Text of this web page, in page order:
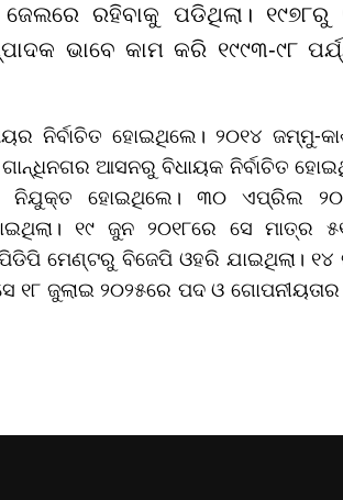
ରହିବାକୁ ପଡିଥିଲା। ୧୯୭୮ରୁ
ଭାବେ କାମ କରି ୧୯୯୩-୯୮
ନିର୍ବାଚିତ ହୋଇଥିଲେ। ୨୦୧୪ ଜମ୍ମୁ-
ଗାନ୍ଧିନଗର ଆସନରୁ ବିଧାୟକ ନିର୍ବାଚିତ
ନିଯୁକ୍ତ ହୋଇଥିଲେ। ୩୦ ଏପ୍ରିଲ
୧୯ ଜୁନ ୨୦୧୮ରେ ସେ ମାତ୍ର
ମେଣ୍ଟରୁ ବିଜେପି ଓହରି ଯାଇଥିଲା। ୧୪
୧୮ ଜୁଲାଇ ୨୦୨୫ରେ ପଦ ଓ